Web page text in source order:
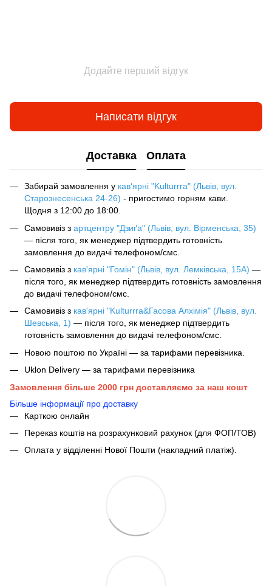
Додайте перший відгук
Написати відгук
Доставка Оплата
Забирай замовлення у кав‘ярні "Kulturrra" (Львів, вул.
Старознесенська 24-26) - пригостимо горням кави.
Щодня з 12:00 до 18:00.
Самовивіз з артцентру "Дзиґа" (Львів, вул. Вірменська, 35)
— після того, як менеджер підтвердить готовність
замовлення до видачі телефоном/смс.
Самовивіз з кав'ярні "Гомін" (Львів, вул. Лемківська, 15А) —
після того, як менеджер підтвердить готовність замовлення
до видачі телефоном/смс.
Самовивіз з кав'ярні "Kulturrra&Гасова Алхімія" (Львів, вул.
Шевська, 1) — після того, як менеджер підтвердить
готовність замовлення до видачі телефоном/смс.
Новою поштою по Україні — за тарифами перевізника.
Uklon Delivery — за тарифами перевізника
Замовлення більше 2000 грн доставляємо за наш кошт
Більше інформації про доставку
Карткою онлайн
Переказ коштів на розрахунковий рахунок (для ФОП/ТОВ)
Оплата у відділенні Нової Пошти (накладний платіж).